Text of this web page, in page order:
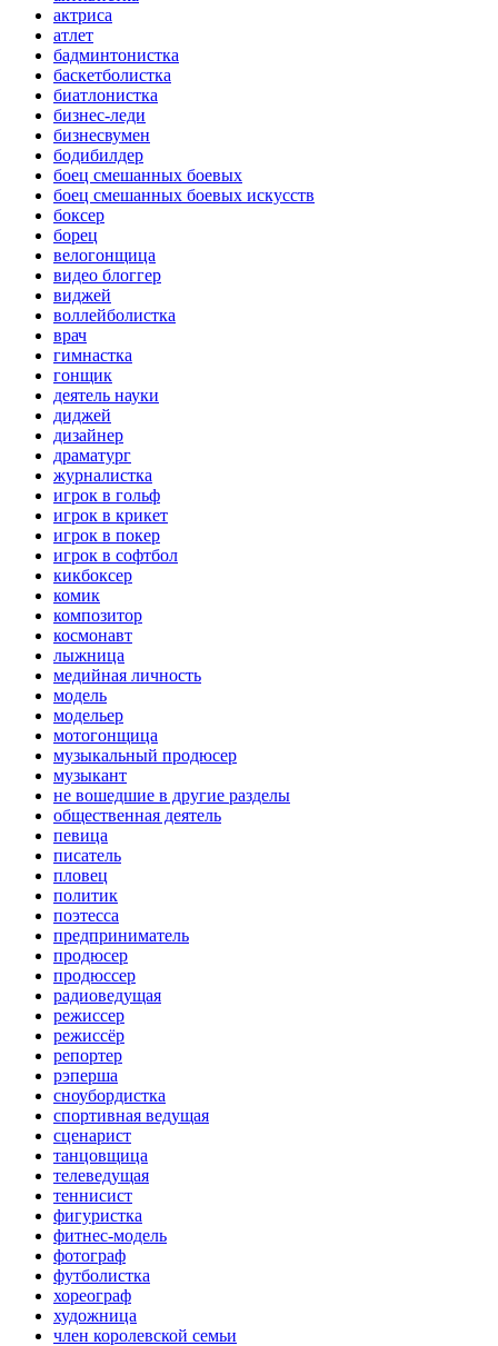
актриса
атлет
бадминтонистка
баскетболистка
биатлонистка
бизнес-леди
бизнесвумен
бодибилдер
боец смешанных боевых
боец смешанных боевых искусств
боксер
борец
велогонщица
видео блоггер
виджей
воллейболистка
врач
гимнастка
гонщик
деятель науки
диджей
дизайнер
драматург
журналистка
игрок в гольф
игрок в крикет
игрок в покер
игрок в софтбол
кикбоксер
комик
композитор
космонавт
лыжница
медийная личность
модель
модельер
мотогонщица
музыкальный продюсер
музыкант
не вошедшие в другие разделы
общественная деятель
певица
писатель
пловец
политик
поэтесса
предприниматель
продюсер
продюссер
радиоведущая
режиссер
режиссёр
репортер
рэперша
сноубордистка
спортивная ведущая
сценарист
танцовщица
телеведущая
теннисист
фигуристка
фитнес-модель
фотограф
футболистка
хореограф
художница
член королевской семьи